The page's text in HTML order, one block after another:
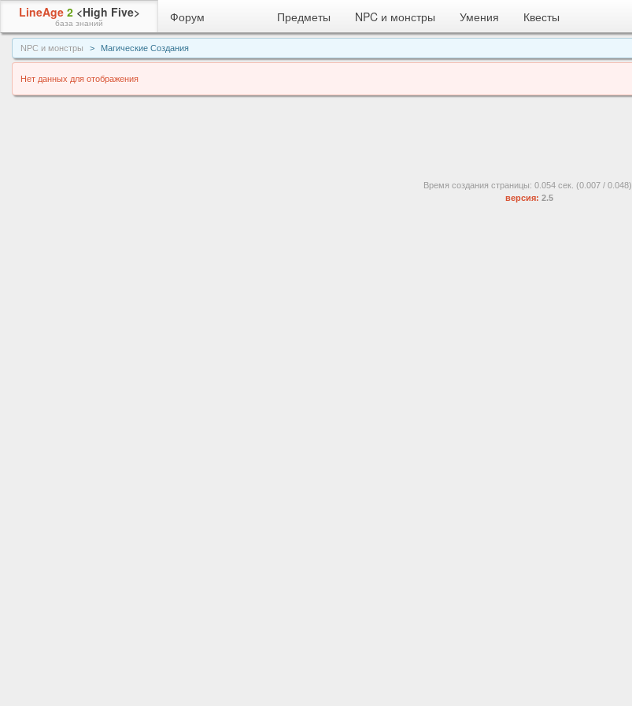
LineAge 2 <High Five>
база знаний Форум Предметы NPC и монстры Умения Квесты
NPC и монстры Магические Создания
Нет данных для отображения
Время создания страницы: 0.054 сек. (0.007 / 0.048).
версия: 2.5